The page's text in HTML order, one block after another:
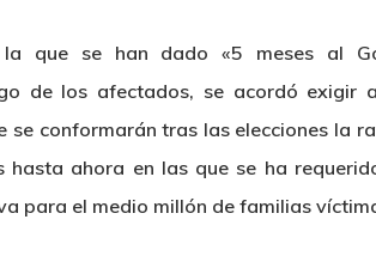
que se han dado «5 meses al
de los afectados, se acordó exigir
se conformarán tras las elecciones la
hasta ahora en las que se ha
para el medio millón de familias